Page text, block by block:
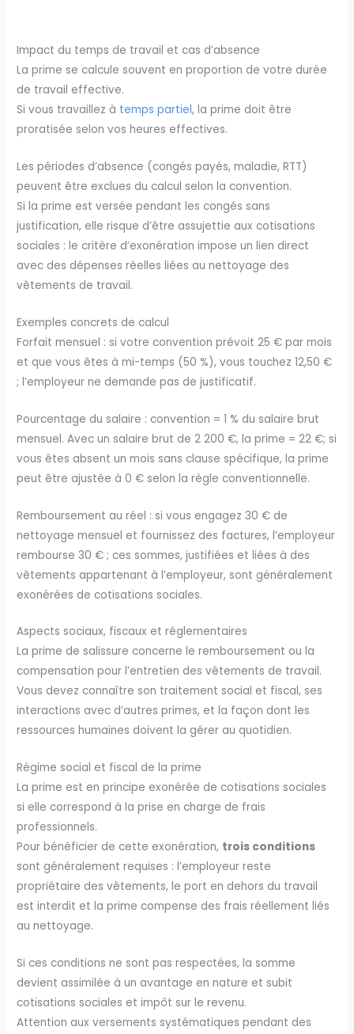
Impact du temps de travail et cas d’absence
La prime se calcule souvent en proportion de votre durée
de travail effective.
Si vous travaillez à temps partiel, la prime doit être
proratisée selon vos heures effectives.
Les périodes d’absence (congés payés, maladie, RTT)
peuvent être exclues du calcul selon la convention.
Si la prime est versée pendant les congés sans
justification, elle risque d’être assujettie aux cotisations
sociales : le critère d’exonération impose un lien direct
avec des dépenses réelles liées au nettoyage des
vêtements de travail.
Exemples concrets de calcul
Forfait mensuel : si votre convention prévoit 25 € par mois
et que vous êtes à mi-temps (50 %), vous touchez 12,50 €
; l’employeur ne demande pas de justificatif.
Pourcentage du salaire : convention = 1 % du salaire brut
mensuel. Avec un salaire brut de 2 200 €, la prime = 22 €; si
vous êtes absent un mois sans clause spécifique, la prime
peut être ajustée à 0 € selon la règle conventionnelle.
Remboursement au réel : si vous engagez 30 € de
nettoyage mensuel et fournissez des factures, l’employeur
rembourse 30 € ; ces sommes, justifiées et liées à des
vêtements appartenant à l’employeur, sont généralement
exonérées de cotisations sociales.
Aspects sociaux, fiscaux et réglementaires
La prime de salissure concerne le remboursement ou la
compensation pour l’entretien des vêtements de travail.
Vous devez connaître son traitement social et fiscal, ses
interactions avec d’autres primes, et la façon dont les
ressources humaines doivent la gérer au quotidien.
Régime social et fiscal de la prime
La prime est en principe exonérée de cotisations sociales
si elle correspond à la prise en charge de frais
professionnels.
Pour bénéficier de cette exonération, trois conditions
sont généralement requises : l’employeur reste
propriétaire des vêtements, le port en dehors du travail
est interdit et la prime compense des frais réellement liés
au nettoyage.
Si ces conditions ne sont pas respectées, la somme
devient assimilée à un avantage en nature et subit
cotisations sociales et impôt sur le revenu.
Attention aux versements systématiques pendant des